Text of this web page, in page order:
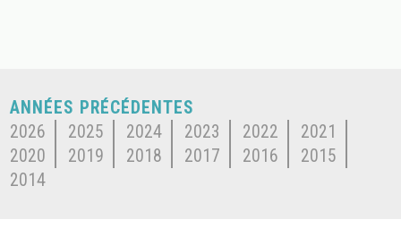
ANNÉES PRÉCÉDENTES
2026
2025 2024 2023 2022
2021
2020
2019 2018 2017 2016
2015
2014